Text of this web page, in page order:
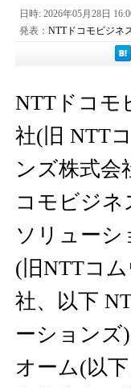
日時: 2026年05月28日
発表： NTTドコモビジ
NTTドコモ
社(旧 NTT
ンズ株式会
コモビジネ
ソリューシ
(旧NTTコ
社、以下
ーションズ
オーム(以